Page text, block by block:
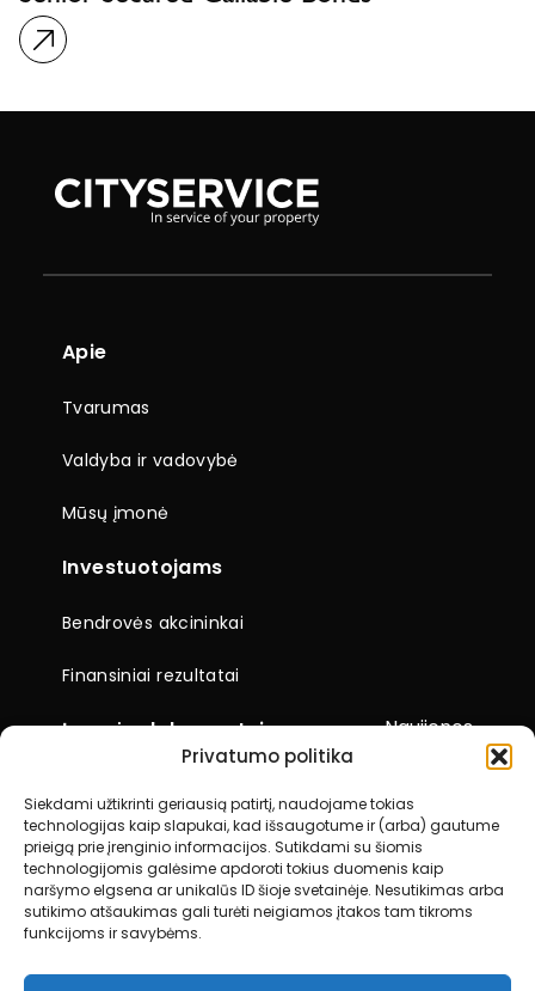
Privatumo politika
Siekdami užtikrinti geriausią patirtį, naudojame tokias
technologijas kaip slapukai, kad išsaugotume ir (arba) gautume
prieigą prie įrenginio informacijos. Sutikdami su šiomis
technologijomis galėsime apdoroti tokius duomenis kaip
naršymo elgsena ar unikalūs ID šioje svetainėje. Nesutikimas arba
sutikimo atšaukimas gali turėti neigiamos įtakos tam tikroms
funkcijoms ir savybėms.
Apie
Tvarumas
Valdyba ir vadovybė
Mūsų įmonė
Investuotojams
Bendrovės akcininkai
Finansiniai rezultatai
Įmonės dokumentai
Visuotiniai akcininkų susirinkimai
Kiti dokumentai
Naujienos
Kontaktai